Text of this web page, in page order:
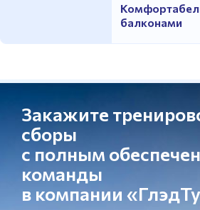
балконами
Закажите
сборы
с полным
команды
в компании